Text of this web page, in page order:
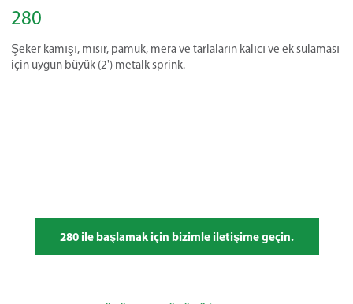
280
Şeker kamışı, mısır, pamuk, mera ve tarlaların kalıcı ve ek sulaması
için uygun büyük (2') metalk sprink.
280 ile başlamak için bizimle iletişime geçin.